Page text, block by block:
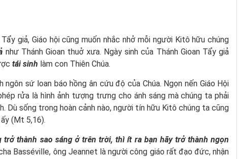
giả, Giáo hội cũng muốn nhắc nhở mỗi người Kitô hữu chúng
như Thánh Gioan thuở xưa. Ngày sinh của Thánh Gioan Tẩy giả
tái sinh làm con Thiên Chúa.
sứ loan báo hồng ân cứu độ của Chúa. Ngọn nến Giáo Hội
rửa là hình ảnh tượng trưng cho ánh sáng mà chúng ta phải
Dù sống trong hoàn cảnh nào, người tín hữu Kitô chúng ta cũng
(Mt 5,16).
trở thành sao sáng ở trên trời, thì ít ra bạn hãy trở thành ngọn
Basséville, ông Jeannet là người công giáo rất đạo đức, nhận